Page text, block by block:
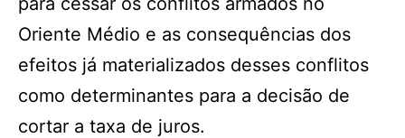
Oriente Médio e as consequências dos
efeitos já materializados desses conflitos
como determinantes para a decisão de
cortar a taxa de juros.